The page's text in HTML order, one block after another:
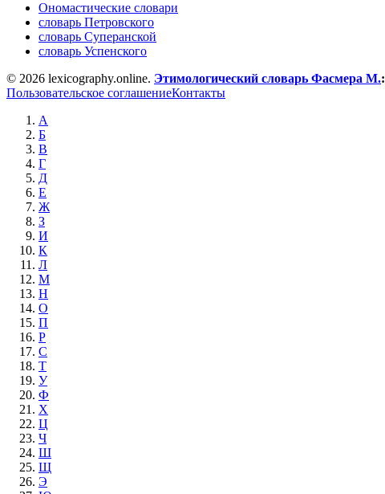
Ономастические словари
словарь Петровского
словарь Суперанской
словарь Успенского
© 2026 lexicography.online. Этимологический словарь Фасмера М.:
Пользовательское соглашениеКонтакты
А
Б
В
Г
Д
Е
Ж
З
И
К
Л
М
Н
О
П
Р
С
Т
У
Ф
Х
Ц
Ч
Ш
Щ
Э